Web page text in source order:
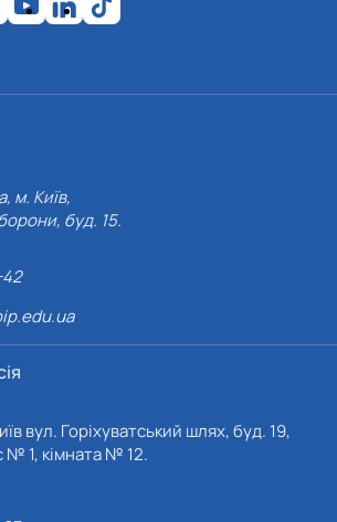
м. Київ,
буд. 15.
вул. Горіхуватський шлях, буд. 19,
№ 1, кімната № 12.